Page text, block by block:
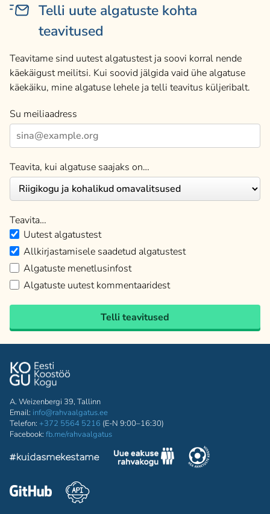
Telli uute algatuste kohta
teavitused
Teavitame sind uutest algatustest ja soovi korral nende
käekäigust meilitsi. Kui soovid jälgida vaid ühe algatuse
käekäiku, mine algatuse lehele ja telli teavitus küljeribalt.
Su meiliaadress
Teavita, kui algatuse saajaks on…
Teavita…
Uutest algatustest
Allkirjastamisele saadetud algatustest
Algatuste menetlusinfost
Algatuste uutest kommentaaridest
Telli teavitused
A. Weizenbergi 39, Tallinn
Email: info@rahvaalgatus.ee
Telefon: +372 5564 5216 (E-N 9:00–16:30)
Facebook: fb.me/rahvaalgatus